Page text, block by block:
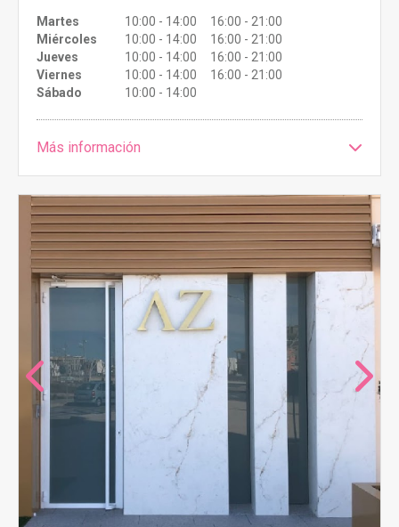
Martes
10:00 - 14:00 16:00 - 21:00
Miércoles
10:00 - 14:00 16:00 - 21:00
Jueves
10:00 - 14:00 16:00 - 21:00
Viernes
10:00 - 14:00 16:00 - 21:00
Sábado
10:00 - 14:00
Más información